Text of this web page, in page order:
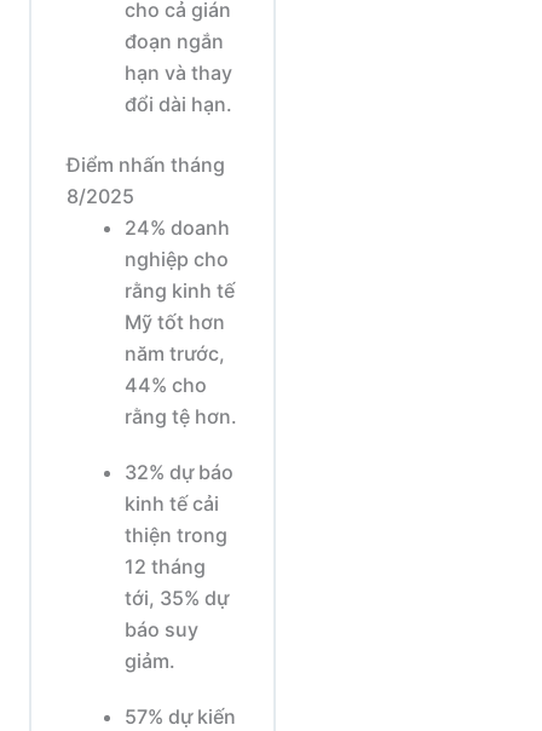
cho cả gián
đoạn ngắn
hạn và thay
đổi dài hạn.
Điểm nhấn tháng
8/2025
24% doanh
nghiệp cho
rằng kinh tế
Mỹ tốt hơn
năm trước,
44% cho
rằng tệ hơn.
32% dự báo
kinh tế cải
thiện trong
12 tháng
tới, 35% dự
báo suy
giảm.
57% dự kiến